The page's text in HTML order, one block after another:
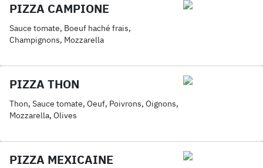
PIZZA CAMPIONE
Sauce tomate, Boeuf haché frais,
Champignons, Mozzarella
PIZZA THON
Thon, Sauce tomate, Oeuf, Poivrons, Oignons,
Mozzarella, Olives
PIZZA MEXICAINE